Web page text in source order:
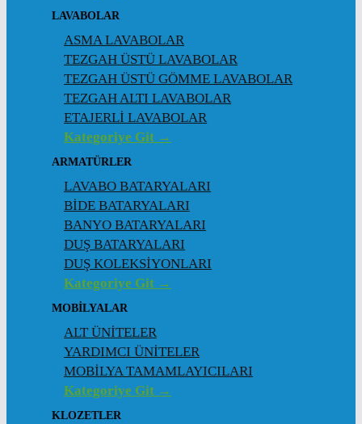
LAVABOLAR
ASMA LAVABOLAR
TEZGAH ÜSTÜ LAVABOLAR
TEZGAH ÜSTÜ GÖMME LAVABOLAR
TEZGAH ALTI LAVABOLAR
ETAJERLİ LAVABOLAR
Kategoriye Git →
ARMATÜRLER
LAVABO BATARYALARI
BİDE BATARYALARI
BANYO BATARYALARI
DUŞ BATARYALARI
DUŞ KOLEKSİYONLARI
Kategoriye Git →
MOBİLYALAR
ALT ÜNİTELER
YARDIMCI ÜNİTELER
MOBİLYA TAMAMLAYICILARI
Kategoriye Git →
KLOZETLER